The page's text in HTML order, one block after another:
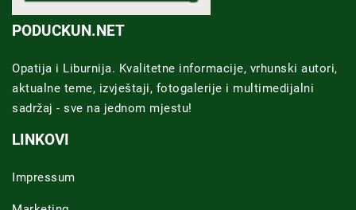
PODUCKUN.NET
Opatija i Liburnija. Kvalitetne informacije, vrhunski autori,
aktualne teme, izvještaji, fotogalerije i multimedijalni
sadržaj - sve na jednom mjestu!
LINKOVI
Impressum